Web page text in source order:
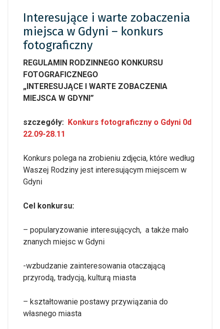
Interesujące i warte zobaczenia
miejsca w Gdyni – konkurs
fotograficzny
REGULAMIN RODZINNEGO KONKURSU
FOTOGRAFICZNEGO
„INTERESUJĄCE I WARTE ZOBACZENIA
MIEJSCA W GDYNI”
szczegóły: Konkurs fotograficzny o Gdyni 0d
22.09-28.11
Konkurs polega na zrobieniu zdjęcia, które według
Waszej Rodziny jest interesującym miejscem w
Gdyni
Cel konkursu:
– popularyzowanie interesujących, a także mało
znanych miejsc w Gdyni
-wzbudzanie zainteresowania otaczającą
przyrodą, tradycją, kulturą miasta
– kształtowanie postawy przywiązania do
własnego miasta